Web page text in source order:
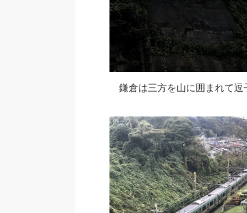
鎌倉は三方を山に囲まれて逗